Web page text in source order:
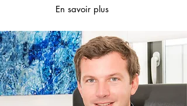
En savoir plus